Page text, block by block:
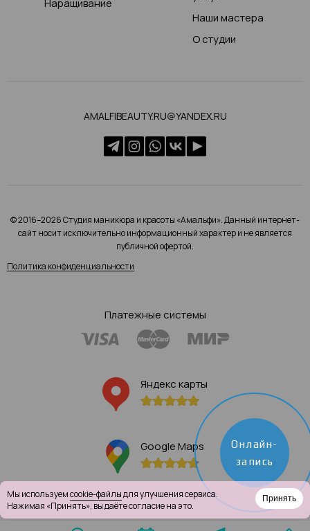
Наращивание
Наши мастера
О студии
AMALFIBEAUTY.RU@YANDEX.RU
© 2016–2026 Студия маникюра и красоты «Амальфи». Данный интернет-
сайт носит исключительно информационный характер и не является
публичной офертой.
Политика конфиденциальности
Платежные системы
Яндекс карты
Google Maps
Онлайн-
запись
Мы используемcookie-файлыдля улучшения сервиса.
Нажимая «Принять», вы даёте согласие на это.
Принять